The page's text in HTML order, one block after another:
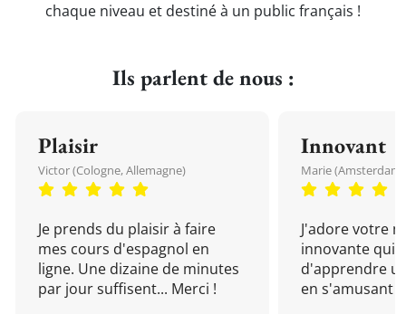
chaque niveau et destiné à un public français !
Ils parlent de nous :
Plaisir
Victor (Cologne, Allemagne)
Je prends du plaisir à faire
mes cours d'espagnol en
ligne. Une dizaine de minutes
par jour suffisent... Merci !
Innovant
Marie (Amsterdam,
J'adore votre
innovante qui
d'apprendre
en s'amusant !